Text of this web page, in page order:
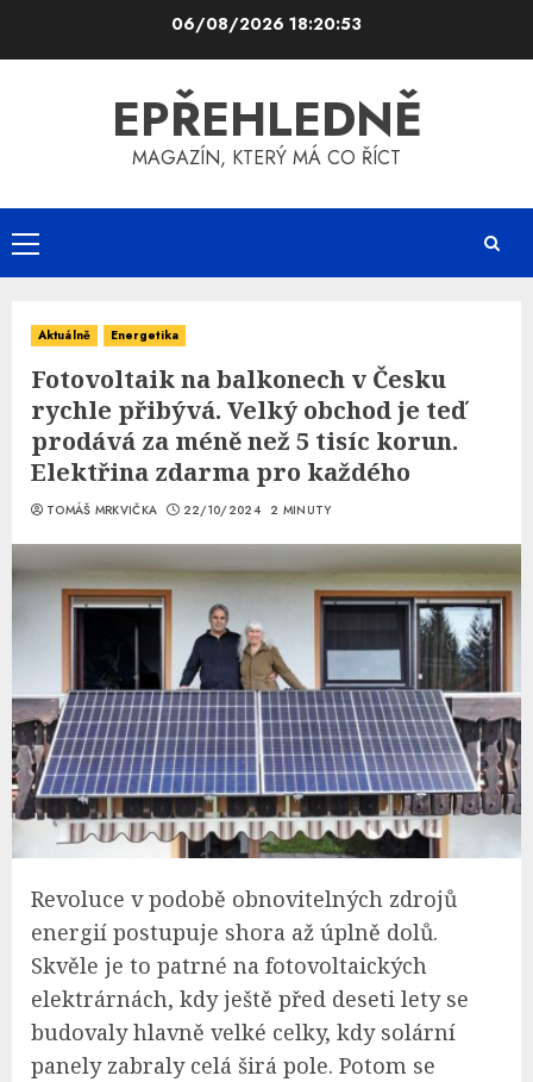
06/08/2026 18:20:54
EPŘEHLEDNĚ
MAGAZÍN, KTERÝ MÁ CO ŘÍCT
Primary
Menu
Aktuálně Energetika
Fotovoltaik na balkonech v Česku
rychle přibývá. Velký obchod je teď
prodává za méně než 5 tisíc korun.
Elektřina zdarma pro každého
TOMÁŠ MRKVIČKA 22/10/2024 2 MINUTY
Revoluce v podobě obnovitelných zdrojů
energií postupuje shora až úplně dolů.
Skvěle je to patrné na fotovoltaických
elektrárnách, kdy ještě před deseti lety se
budovaly hlavně velké celky, kdy solární
panely zabraly celá širá pole. Potom se